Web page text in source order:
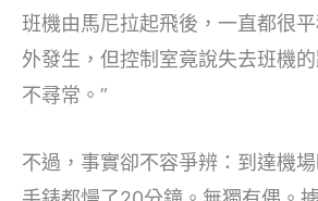
班機由馬尼拉起飛後，一直都很
外發生，但控制室竟說失去班機
不尋常。”
不過，事實卻不容爭辨：到達機